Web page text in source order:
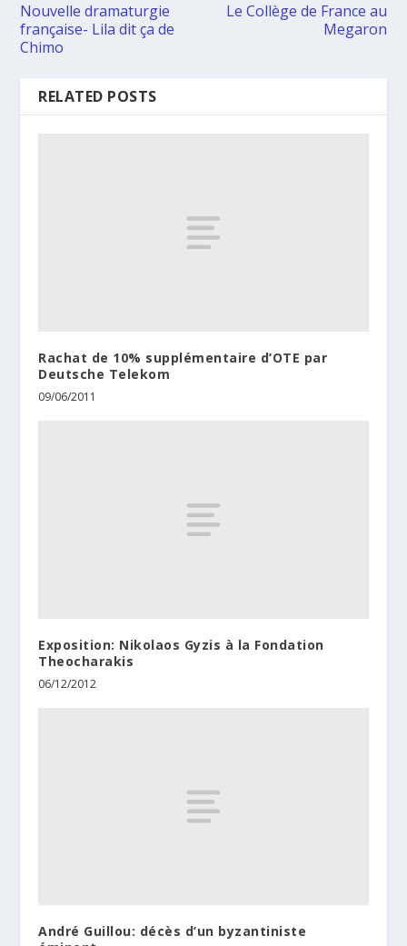
Nouvelle dramaturgie
française- Lila dit ça de
Chimo
Le Collège de France au
Megaron
RELATED POSTS
Rachat de 10% supplémentaire d’OTE par
Deutsche Telekom
09/06/2011
Exposition: Nikolaos Gyzis à la Fondation
Theocharakis
06/12/2012
André Guillou: décès d’un byzantiniste